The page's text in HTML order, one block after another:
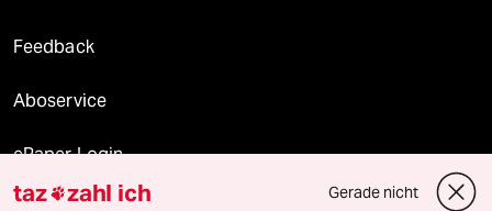
Feedback
Aboservice
ePaper Login
taz zahl ich Gerade nicht